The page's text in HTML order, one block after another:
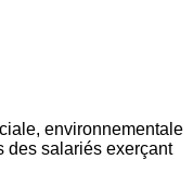
environnementale
des salariés exerçant